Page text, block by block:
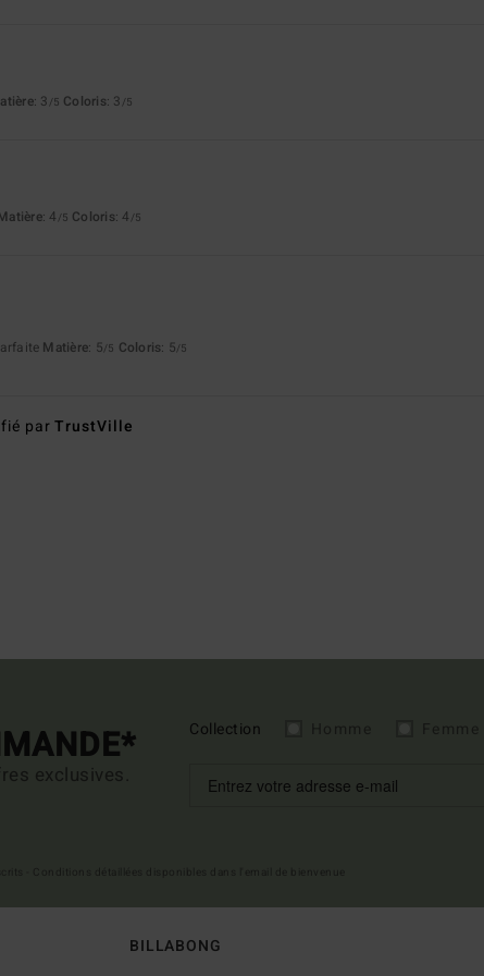
: 3 /5 Coloris: 3 /5
: 4 /5 Coloris: 4 /5
Matière: 5/5 Coloris: 5/5
parTrustVille
exclusives.
Collection
BILLABONG